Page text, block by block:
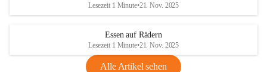
Lesezeit 1 Minute•21. Nov. 2025
Essen auf Rädern
Lesezeit 1 Minute•21. Nov. 2025
Alle Artikel sehen